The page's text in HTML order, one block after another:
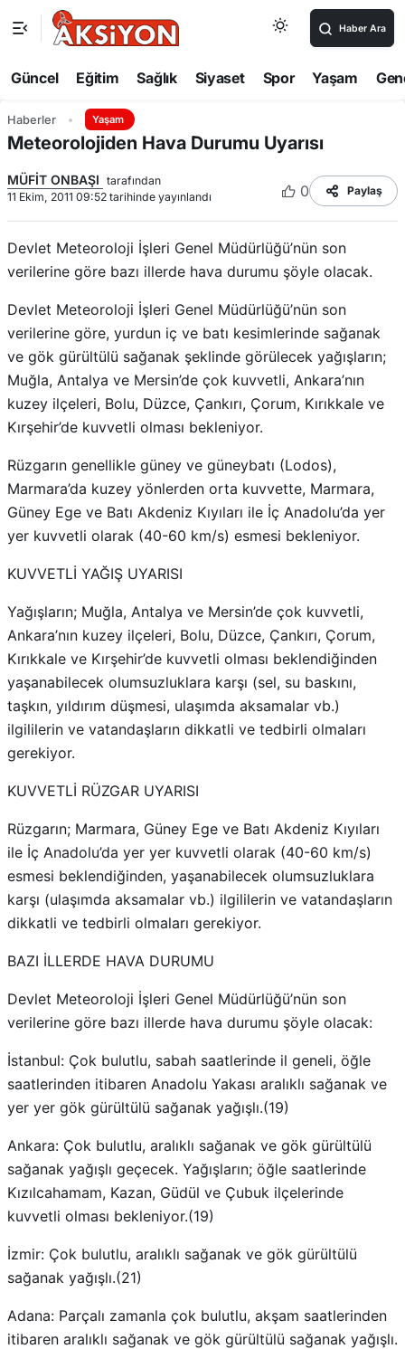
Haber Ara
Güncel Eğitim Sağlık Siyaset Spor Yaşam
Haberler Yaşam
Meteorolojiden Hava Durumu Uyarısı ‎
MÜFİT ONBAŞI tarafından
11 Ekim, 2011 09:52 tarihinde yayınlandı
0 Paylaş
Devlet Meteoroloji İşleri Genel Müdürlüğü’nün son
verilerine göre bazı illerde hava durumu şöyle olacak.
Devlet Meteoroloji İşleri Genel Müdürlüğü’nün son
verilerine göre, yurdun iç ve batı kesimlerinde sağanak
ve gök gürültülü sağanak şeklinde görülecek yağışların;
Muğla, Antalya ve Mersin’de çok kuvvetli, Ankara’nın
kuzey ilçeleri, Bolu, Düzce, Çankırı, Çorum, Kırıkkale ve
Kırşehir’de kuvvetli olması bekleniyor.
Rüzgarın genellikle güney ve güneybatı (Lodos),
Marmara’da kuzey yönlerden orta kuvvette, Marmara,
Güney Ege ve Batı Akdeniz Kıyıları ile İç Anadolu’da yer
yer kuvvetli olarak (40-60 km/s) esmesi bekleniyor.
KUVVETLİ YAĞIŞ UYARISI
Yağışların; Muğla, Antalya ve Mersin’de çok kuvvetli,
Ankara’nın kuzey ilçeleri, Bolu, Düzce, Çankırı, Çorum,
Kırıkkale ve Kırşehir’de kuvvetli olması beklendiğinden
yaşanabilecek olumsuzluklara karşı (sel, su baskını,
taşkın, yıldırım düşmesi, ulaşımda aksamalar vb.)
ilgililerin ve vatandaşların dikkatli ve tedbirli olmaları
gerekiyor.
KUVVETLİ RÜZGAR UYARISI
Rüzgarın; Marmara, Güney Ege ve Batı Akdeniz Kıyıları
ile İç Anadolu’da yer yer kuvvetli olarak (40-60 km/s)
esmesi beklendiğinden, yaşanabilecek olumsuzluklara
karşı (ulaşımda aksamalar vb.) ilgililerin ve vatandaşların
dikkatli ve tedbirli olmaları gerekiyor.
BAZI İLLERDE HAVA DURUMU
Devlet Meteoroloji İşleri Genel Müdürlüğü’nün son
verilerine göre bazı illerde hava durumu şöyle olacak:
İstanbul: Çok bulutlu, sabah saatlerinde il geneli, öğle
saatlerinden itibaren Anadolu Yakası aralıklı sağanak ve
yer yer gök gürültülü sağanak yağışlı.(19)
Ankara: Çok bulutlu, aralıklı sağanak ve gök gürültülü
sağanak yağışlı geçecek. Yağışların; öğle saatlerinde
Kızılcahamam, Kazan, Güdül ve Çubuk ilçelerinde
kuvvetli olması bekleniyor.(19)
İzmir: Çok bulutlu, aralıklı sağanak ve gök gürültülü
sağanak yağışlı.(21)
Adana: Parçalı zamanla çok bulutlu, akşam saatlerinden
itibaren aralıklı sağanak ve gök gürültülü sağanak yağışlı.